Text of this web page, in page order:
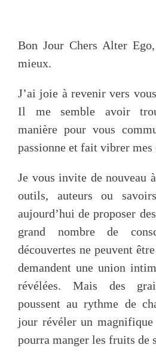
Conférences
Oser sa Vie
La Tribu
Newsletter
Mon compte
Bon Jour Chers Alter
mieux.
J’ai joie à revenir vers
Il me semble avoir
manière pour vous
passionne et fait vibrer mes
Je vous invite de nouveau
outils, auteurs ou
aujourd’hui de proposer
grand nombre de
découvertes ne peuvent
demandent une union
révélées. Mais des
poussent au rythme de
jour révéler un magnifique
pourra manger les fruits de